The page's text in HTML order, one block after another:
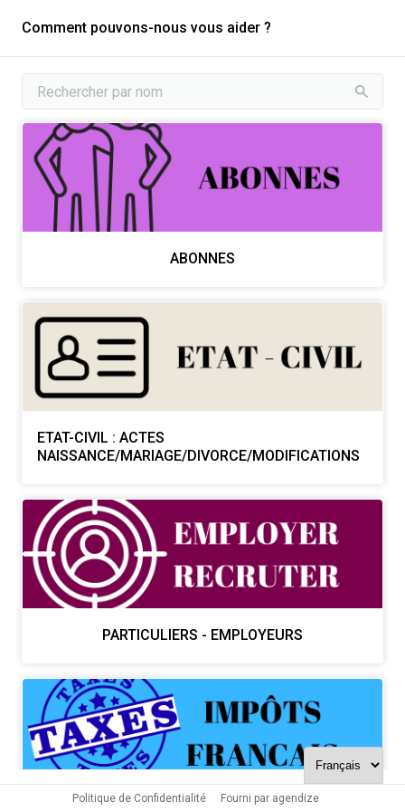
Comment pouvons-nous vous aider ?
ABONNES
ETAT-CIVIL : ACTES
NAISSANCE/MARIAGE/DIVORCE/MODIFICATIONS
PARTICULIERS - EMPLOYEURS
Politique de Confidentialité Fourni par agendize